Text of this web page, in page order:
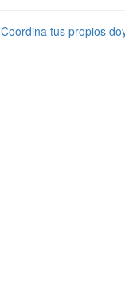
Coordina tus propios